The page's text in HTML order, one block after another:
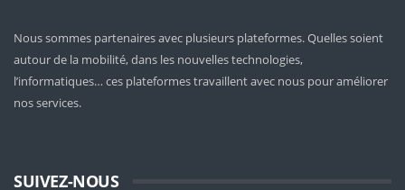
Nous sommes partenaires avec plusieurs plateformes. Quelles soient
autour de la mobilité, dans les nouvelles technologies,
l’informatiques… ces plateformes travaillent avec nous pour améliorer
nos services.
SUIVEZ-NOUS